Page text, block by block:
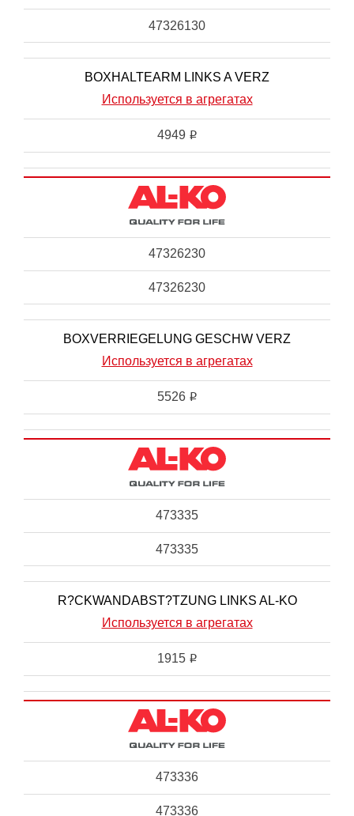
47326130
BOXHALTEARM LINKS A VERZ
Используется в агрегатах
4949 i
47326230
47326230
BOXVERRIEGELUNG GESCHW VERZ
Используется в агрегатах
5526 i
473335
473335
R?CKWANDABST?TZUNG LINKS AL-KO
Используется в агрегатах
1915 i
473336
473336